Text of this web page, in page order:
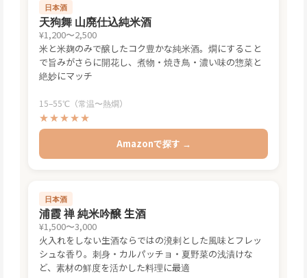
日本酒
天狗舞 山廃仕込純米酒
¥1,200〜2,500
米と米麹のみで醸したコク豊かな純米酒。燗にすること
で旨みがさらに開花し、煮物・焼き鳥・濃い味の惣菜と
絶妙にマッチ
15–55℃（常温〜熱燗）
★★★★★
Amazonで探す →
日本酒
浦霞 禅 純米吟醸 生酒
¥1,500〜3,000
火入れをしない生酒ならではの溌剌とした風味とフレッ
シュな香り。刺身・カルパッチョ・夏野菜の浅漬けな
ど、素材の鮮度を活かした料理に最適